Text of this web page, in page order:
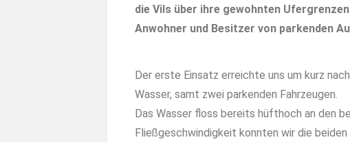
e
b
o
k
t
s
p
p
i
l
die Vils über ihre gewohnten
Anwohner und Besitzer von parkenden
Der erste Einsatz erreichte uns um kurz
Wasser, samt zwei parkenden Fahrzeugen.
Das Wasser floss bereits hüfthoch an den
Fließgeschwindigkeit konnten wir die